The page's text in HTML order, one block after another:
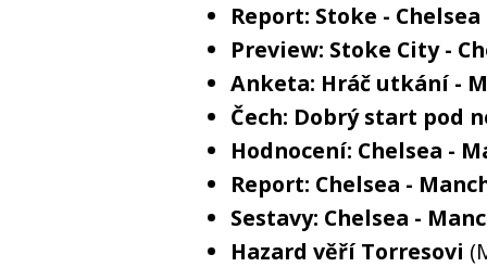
Report: Stoke - Chelsea
Preview: Stoke City -
Anketa: Hráč utkání -
Čech: Dobrý start pod
Hodnocení: Chelsea -
Report: Chelsea -
Sestavy: Chelsea -
Hazard věří Torresovi